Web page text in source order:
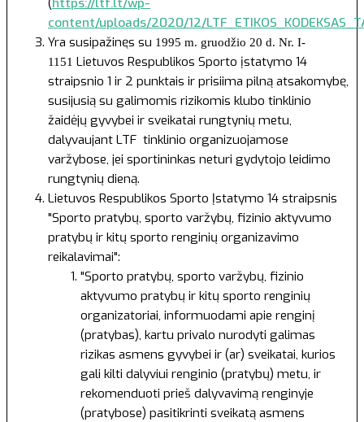
content/uploads/2020/12/
Yra susipažinęs su 1995 m. gruodžio 20 d. Nr. I-
1151 Lietuvos Respublikos Sporto įstatymo 14
straipsnio 1 ir 2 punktais ir prisiima pilną atsakomybę,
susijusią su galimomis rizikomis klubo tinklinio
žaidėjų gyvybei ir sveikatai rungtynių metu,
dalyvaujant LTF tinklinio organizuojamose
varžybose, jei sportininkas neturi gydytojo leidimo
rungtynių dieną.
Lietuvos Respublikos Sporto Įstatymo 14 straipsnis
"Sporto pratybų, sporto varžybų, fizinio aktyvumo
pratybų ir kitų sporto renginių organizavimo
reikalavimai":
"Sporto pratybų, sporto varžybų, fizinio
aktyvumo pratybų ir kitų sporto renginių
organizatoriai, informuodami apie renginį
(pratybas), kartu privalo nurodyti galimas
rizikas asmens gyvybei ir (ar) sveikatai, kurios
gali kilti dalyviui renginio (pratybų) metu, ir
rekomenduoti prieš dalyvavimą renginyje
(pratybose) pasitikrinti sveikatą asmens